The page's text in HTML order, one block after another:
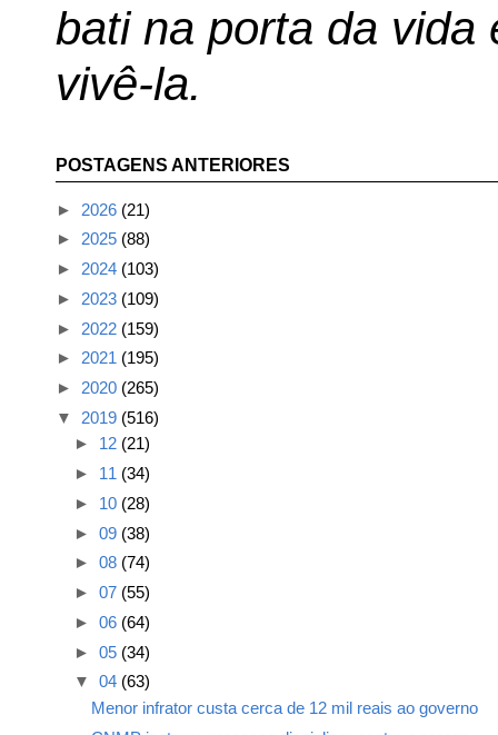
bati na porta da vida
vivê-la.
POSTAGENS ANTERIORES
► 2026 (21)
► 2025 (88)
► 2024 (103)
► 2023 (109)
► 2022 (159)
► 2021 (195)
► 2020 (265)
▼ 2019 (516)
► 12 (21)
► 11 (34)
► 10 (28)
► 09 (38)
► 08 (74)
► 07 (55)
► 06 (64)
► 05 (34)
▼ 04 (63)
Menor infrator custa cerca de 12 mil reais ao governo